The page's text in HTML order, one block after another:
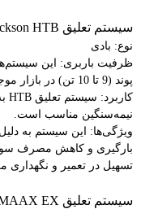
سیستم تعلیق Hendrickson HTB
نوع: بادی
پوند (9 تا 10 تن) در بازار موجود هستند.
کاربرد: سیستم تعلیق HTB
نیمه‌سنگین مناسب است.
ویژگی‌ها: این سیستم به
بارگیری و کاهش مصرف
تسهیل در تعمیر و نگهداری
سیستم تعلیق Hendrickson PRIMAAX EX